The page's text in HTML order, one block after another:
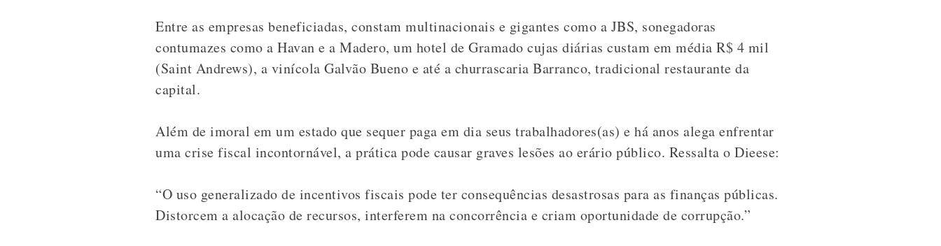
Entre as empresas beneficiadas, constam multinacionais e gigantes como a JBS, sonegadoras
contumazes como a Havan e a Madero, um hotel de Gramado cujas diárias custam em média R$ 4 mil
(Saint Andrews), a vinícola Galvão Bueno e até a churrascaria Barranco, tradicional restaurante da
capital.
Além de imoral em um estado que sequer paga em dia seus trabalhadores(as) e há anos alega enfrentar
uma crise fiscal incontornável, a prática pode causar graves lesões ao erário público. Ressalta o Dieese:
“O uso generalizado de incentivos fiscais pode ter consequências desastrosas para as finanças públicas.
Distorcem a alocação de recursos, interferem na concorrência e criam oportunidade de corrupção.”